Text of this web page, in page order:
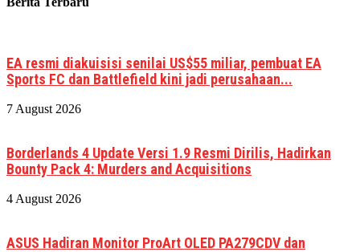
EA resmi diakuisisi senilai US$55 miliar, pembuat EA
Sports FC dan Battlefield kini jadi perusahaan...
7 August 2026
Borderlands 4 Update Versi 1.9 Resmi Dirilis, Hadirkan
Bounty Pack 4: Murders and Acquisitions
4 August 2026
ASUS Hadiran Monitor ProArt OLED PA279CDV dan